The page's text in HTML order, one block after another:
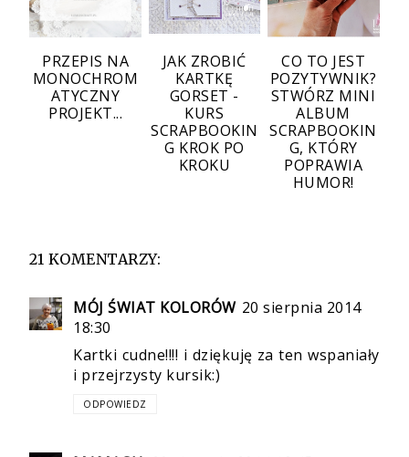
PRZEPIS NA
MONOCHROM
ATYCZNY
PROJEKT...
JAK ZROBIĆ
KARTKĘ
GORSET -
KURS
SCRAPBOOKIN
G KROK PO
KROKU
CO TO JEST
POZYTYWNIK?
STWÓRZ MINI
ALBUM
SCRAPBOOKIN
G, KTÓRY
POPRAWIA
HUMOR!
21 KOMENTARZY:
MÓJ ŚWIAT KOLORÓW 20 sierpnia 2014
18:30
Kartki cudne!!!! i dziękuję za ten wspaniały
i przejrzysty kursik:)
ODPOWIEDZ